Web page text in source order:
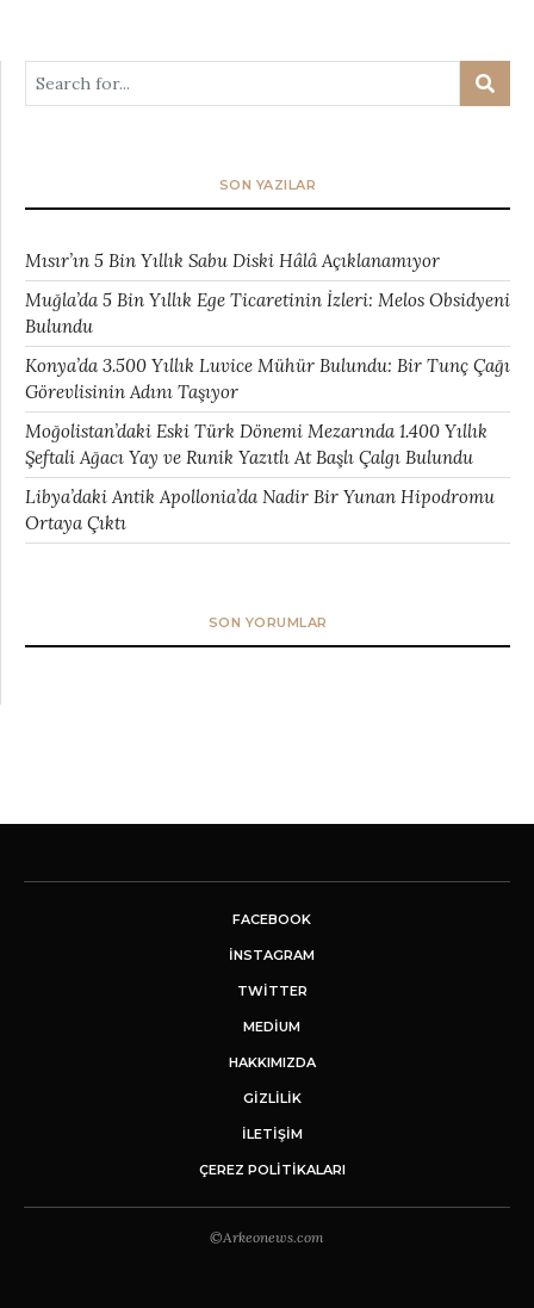
SON YAZILAR
Mısır’ın 5 Bin Yıllık Sabu Diski Hâlâ Açıklanamıyor
Muğla’da 5 Bin Yıllık Ege Ticaretinin İzleri: Melos Obsidyeni
Bulundu
Konya’da 3.500 Yıllık Luvice Mühür Bulundu: Bir Tunç Çağı
Görevlisinin Adını Taşıyor
Moğolistan’daki Eski Türk Dönemi Mezarında 1.400 Yıllık
Şeftali Ağacı Yay ve Runik Yazıtlı At Başlı Çalgı Bulundu
Libya’daki Antik Apollonia’da Nadir Bir Yunan Hipodromu
Ortaya Çıktı
SON YORUMLAR
FACEBOOK
INSTAGRAM
TWITTER
MEDIUM
HAKKIMIZDA
GİZLİLİK
İLETIŞIM
ÇEREZ POLITIKALARI
©Arkeonews.com